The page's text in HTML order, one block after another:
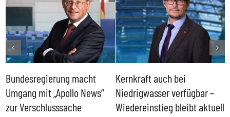
Bundesregierung macht
Umgang mit „Apollo News“
zur Verschlusssache
Kernkraft auch bei
Niedrigwasser verfügbar –
Wiedereinstieg bleibt aktuell